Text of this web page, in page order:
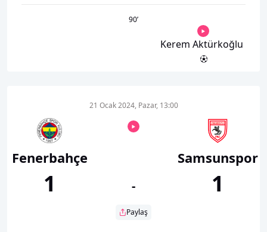
90’
Kerem Aktürkoğlu
Fenerbahçe
1
21 Ocak 2024, Pazar, 13:00
-
Paylaş
Samsunspor
1